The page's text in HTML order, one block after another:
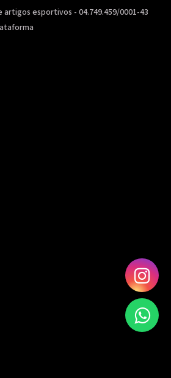
artigos esportivos - 04.749.459/0001-43